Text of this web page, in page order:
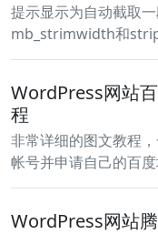
提示显示为自动截取
mb_strimwidth和
WordPress网站
程
非常详细的图文教程
帐号并申请自己的百度
WordPress网站